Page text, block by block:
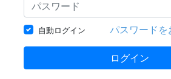
自動ログイン パスワードを
ログイン